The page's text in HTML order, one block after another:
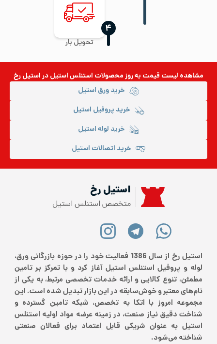
تحویل بار
‍۴
مشاهده لیست قیمت به روزمحصولات استنلس استیلدر استیل رخ
خرید ورق استیل
خرید پروفیل استیل
خرید لوله استیل
خرید اتصالات استیل
استیل رخ
متخصص استنلس استیل
استیل رخ از سال 1386 فعالیت خود را در حوزه بازرگانی ورق،
لوله و پروفیل استنلس استیل آغاز کرد و با تمرکز بر تامین
مطمئن، تنوع کالایی و ارائه خدمات تخصصی مرتبط، به یکی از
نام‌های معتبر و خوش‌سابقه در این بازار تبدیل شده است. این
مجموعه امروز با اتکا به تخصص، شبکه تامین گسترده و
شناخت دقیق نیاز صنعت، در زمینه عرضه مواد اولیه استنلس
استیل به عنوان شریکی قابل اعتماد برای فعالان صنعتی
شناخته می‌شود.